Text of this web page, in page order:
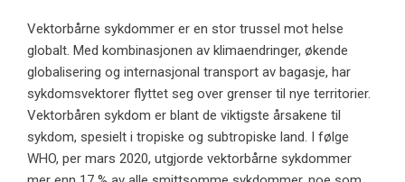
Vektorbårne sykdommer er en stor trussel mot helse
globalt. Med kombinasjonen av klimaendringer, økende
globalisering og internasjonal transport av bagasje, har
sykdomsvektorer flyttet seg over grenser til nye territorier.
Vektorbåren sykdom er blant de viktigste årsakene til
sykdom, spesielt i tropiske og subtropiske land. I følge
WHO, per mars 2020, utgjorde vektorbårne sykdommer